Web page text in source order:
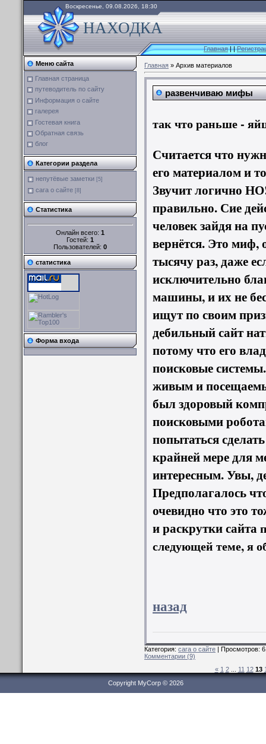
Воскресенье, 09.08.2026, 18:30
НАХОДКА
Главная||
Меню сайта
Главная страница
путеводитель по сайту
Информация о сайте
галерея
Гостевая книга
Обратная связь
блог
Категории раздела
непутёвые заметки [5]
сага о сайте [8]
Статистика
Онлайн всего: 1
Гостей: 1
Пользователей: 0
статистика
Форма входа
Главная»Архив материалов
развенчиваю мифы
так что раньше -
Считается что
его материалом и
Звучит логично
правильно. Сие
человек зайдя на
вернётся. Это миф,
тысячу раз, даже
исключительно
машины, и их не
ищут по своим
дебильный сайт
потому что его
поисковые
живым и
был здоровый
поисковыми
попытаться
крайней мере для
интересным. Увы,
Предполагалось
очевидно что это
и раскрутки сайта
следующей теме, я
назад
Категория:сага о сайте| Просмотров:
Комментарии (9)
« 1 2 ... 11 12 13
Copyright MyCorp © 2026